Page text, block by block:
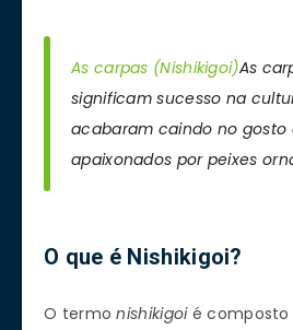
As carpas (Nishikigoi)As
significam sucesso na
acabaram caindo no gosto
apaixonados por peixes
O que é Nishikigoi?
O termonishikigoié composto